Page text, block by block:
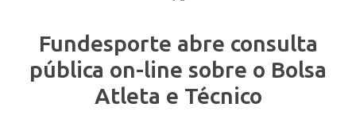
Fundesporte abre consulta
pública on-line sobre o Bolsa
Atleta e Técnico